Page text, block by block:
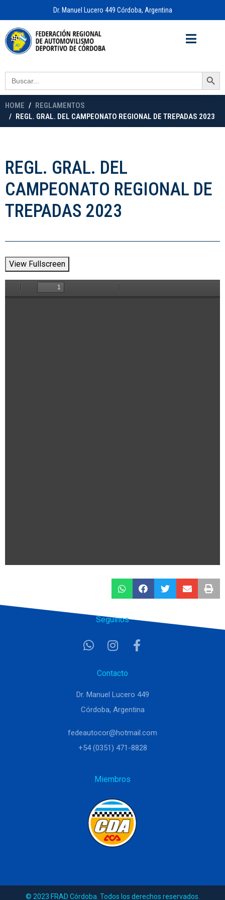
Dr. Manuel Lucero 449 Córdoba, Argentina
Search
for:
Search Button
HOME
REGLAMENTOS
REGL. GRAL. DEL CAMPEONATO REGIONAL DE TREPADAS 2023
REGL. GRAL. DEL
CAMPEONATO REGIONAL DE
TREPADAS 2023
View Fullscreen
Seguinos
Contacto
Dr. Manuel Lucero 449
Córdoba, Argentina
fedeautocor@hotmail.com
+54 (0351) 471-8828
Miembros
© 2023 FRAD Córdoba. Todos los derechos reservados.